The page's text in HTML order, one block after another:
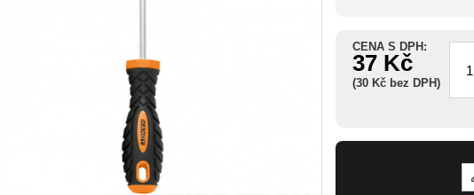
CENA S DPH:
37 Kč
(30 Kč bez DPH)